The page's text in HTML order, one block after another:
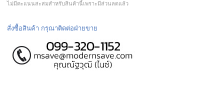
ไม่มีคะแนนสะสมสำหรับสินค้านี้เพราะมีส่วนลดแล้ว
สั่งซื้อสินค้า กรุณาติดต่อฝ่ายขาย